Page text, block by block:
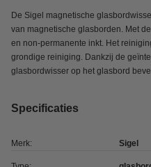
De Sigel magnetische
van magnetische glasborden. Met
en non-permanente inkt. Het
grondige reiniging. Dankzij de
glasbordwisser op het glasbord
Specificaties
Merk: Sigel